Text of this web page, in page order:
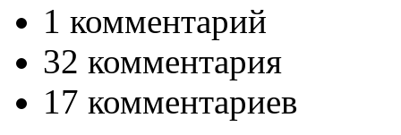
1 комментарий
32 комментария
17 комментариев